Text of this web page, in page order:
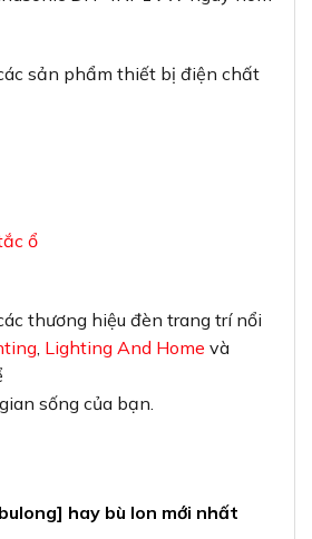
sản phẩm thiết bị điện chất
ổ
thương hiệu đèn trang trí nổi
Lighting And Home và
sống của bạn.
hay bù lon mới nhất